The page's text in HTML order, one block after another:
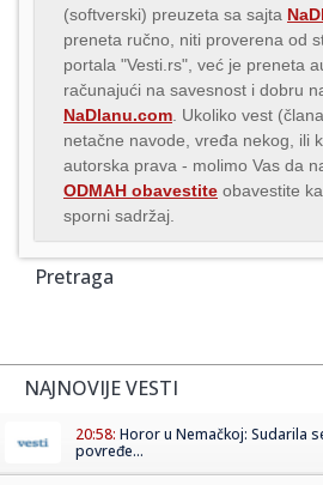
(softverski) preuzeta sa sajta
preneta ručno, niti proverena od
portala "Vesti.rs", već je preneta
računajući na savesnost i dobru
NaDlanu.com . Ukoliko vest
netačne navode, vređa nekog, ili
autorska prava - molimo Vas da
ODMAH obavestite obavestite
sporni sadržaj.
Pretraga
NAJNOVIJE VESTI
20:58: Horor u Nemačkoj: Sudarila
povređe...